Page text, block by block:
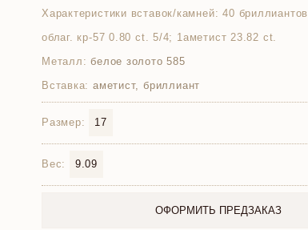
Характеристики вставок/камней: 40 бриллиантов
облаг. кр-57 0.80 ct. 5/4; 1аметист 23.82 ct.
Металл: белое золото 585
Вставка: аметист, бриллиант
Размер: 17
Вес: 9.09
ОФОРМИТЬ ПРЕДЗАКАЗ